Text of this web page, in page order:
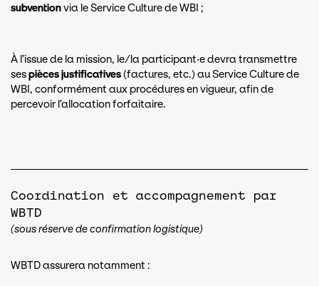
subventionvia le Service Culture de WBI ;
À l’issue de la mission, le/la participant·e devra transmettre
sespièces justificatives(factures, etc.) au Service Culture de
WBI, conformément aux procédures en vigueur, afin de
percevoir l’allocation forfaitaire.
Coordination et accompagnement par
WBTD
(sous réserve de confirmation logistique)
WBTD assurera notamment :